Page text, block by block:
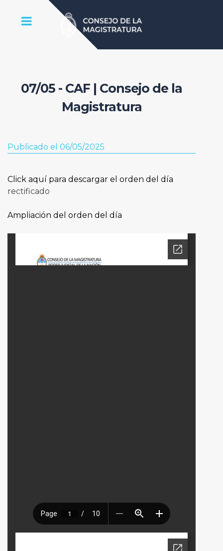
07/05 - CAF | Consejo de la
Magistratura
Publicado el 06/05/2025
Click aquí para descargar el orden del día
rectificado
Ampliación del orden del día